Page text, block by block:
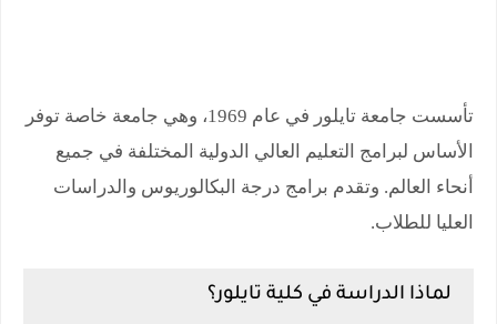
تأسست جامعة تايلور في عام 1969، وهي جامعة خاصة توفر
الأساس لبرامج التعليم العالي الدولية المختلفة في جميع
أنحاء العالم. وتقدم برامج درجة البكالوريوس والدراسات
العليا للطلاب.
لماذا الدراسة في كلية تايلور؟